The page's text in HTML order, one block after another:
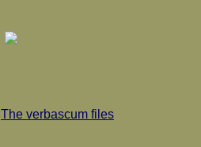
The verbascum files